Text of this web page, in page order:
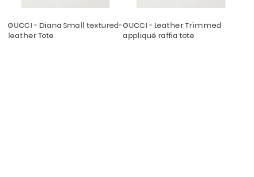
GUCCI - Diana Small textured-
leather Tote
GUCCI - Leather Trimmed
appliqué raffia tote